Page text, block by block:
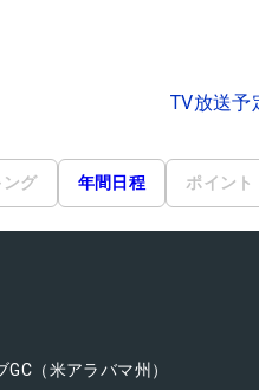
TV放送予
ング 年間日程 ポイント
（米アラバマ州）